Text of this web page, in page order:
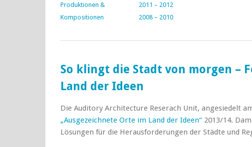
Produktionen &
Kompositionen
2011 – 2012
2008 – 2010
So klingt die Stadt von morgen –
Land der Ideen
Die Auditory Architecture Reserach Unit, angesiedelt
„Ausgezeichnete Orte im Land der Ideen“ 2013/14.
Lösungen für die Herausforderungen der Städte und